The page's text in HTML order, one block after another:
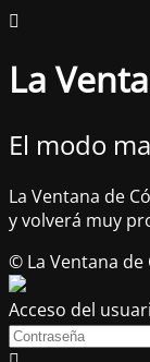
La
El modo
La Ventana de
y volverá muy
© La Ventana de
Acceso del